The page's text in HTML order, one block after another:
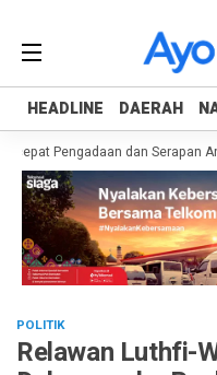
HEADLINE DAERAH
HEADLINE DAERAH
Pengadaan dan Serapan
POLITIK
Relawan Luthfi-